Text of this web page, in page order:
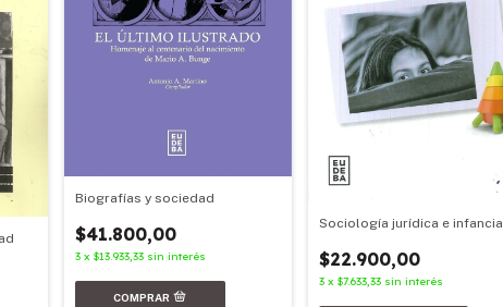
Biografías y sociedad
$41.800,00
3 x$13.933,33 sin interés
Sociología jurídica e infancia
$22.900,00
3 x $7.633,33 sin interés